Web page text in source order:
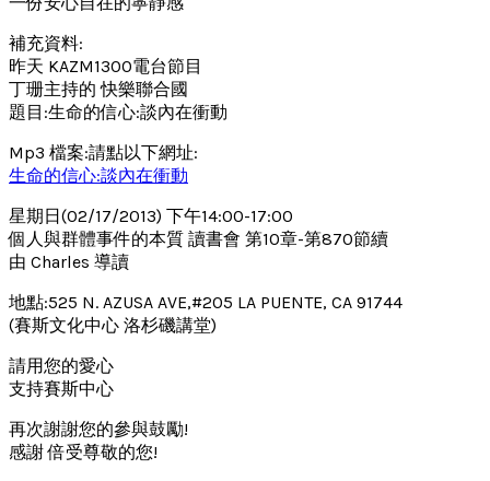
補充資料:
昨天 KAZM1300電台節目
丁珊主持的 快樂聯合國
題目:生命的信心:談內在衝動
Mp3 檔案:請點以下網址:
生命的信心:談內在衝動
星期日(02/17/2013) 下午14:00-17:00
個人與群體事件的本質 讀書會 第10章-第870節續
由 Charles 導讀
地點:525 N. AZUSA AVE,#205 LA PUENTE, CA 91744
(賽斯文化中心 洛杉磯講堂)
請用您的愛心
支持賽斯中心
再次謝謝您的參與鼓勵!
感謝 倍受尊敬的您!